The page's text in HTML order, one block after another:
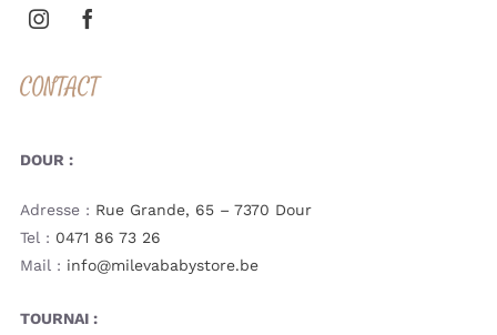
CONTACT
DOUR :
Adresse : Rue Grande, 65 – 7370 Dour
Tel : 0471 86 73 26
Mail : info@milevababystore.be
TOURNAI :